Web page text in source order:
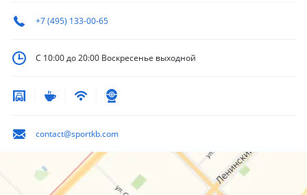
+7 (495) 133-00-65
С 10:00 до 20:00 Воскресенье выходной
contact@sportkb.com